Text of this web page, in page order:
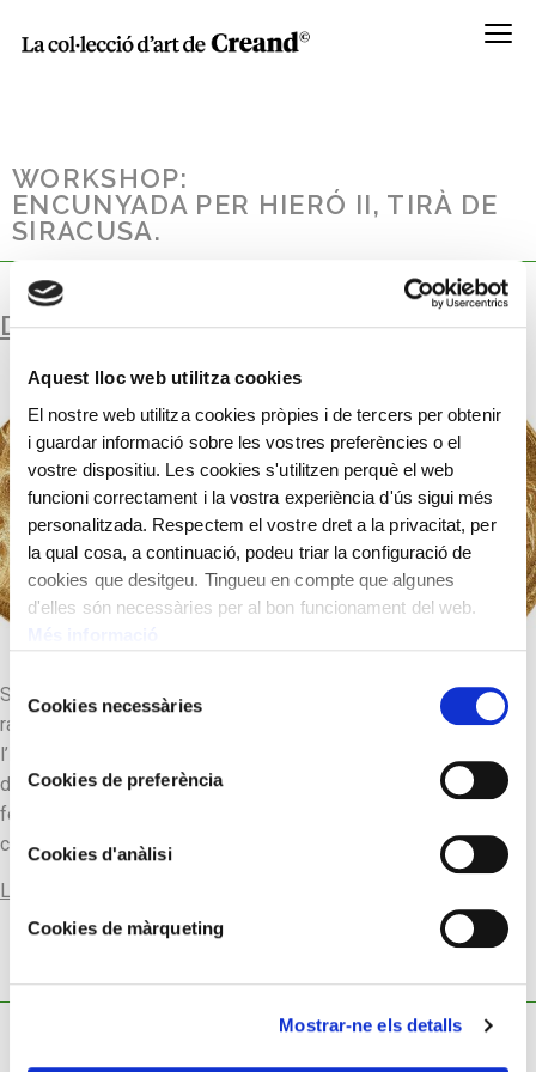
Aquest lloc web utilitza cookies
El nostre web utilitza cookies pròpies i de tercers per obtenir
i guardar informació sobre les vostres preferències o el
vostre dispositiu. Les cookies s'utilitzen perquè el web
funcioni correctament i la vostra experiència d'ús sigui més
personalitzada. Respectem el vostre dret a la privacitat, per
la qual cosa, a continuació, podeu triar la configuració de
cookies que desitgeu. Tingueu en compte que algunes
d'elles són necessàries per al bon funcionament del web.
deCookies necessàries
Cookies de preferència
Cookies d'anàlisi
Cookies de màrqueting
Mostrar-ne els detalls
Menú
WORKSHOP:
ENCUNYADA PER HIERÓ II, TIRÀ DE
SIRACUSA.
DECADRACMA D’OR
Segons els mites, Persèfone, filla de Demèter i de Zeus, fou
raptada a l’illa de Sicília pel seu futur marit, Hades, senyor de
l’inframon. D’aquí la rellevància del seu culte a l’illa. La corona
de cereal que n’envolta els cabells al·ludiria l’extraordinària
fertilitat cerealística de Sicília, que en l’antiguitat es descrivia
com “el graner de […]
Llegir-ne més